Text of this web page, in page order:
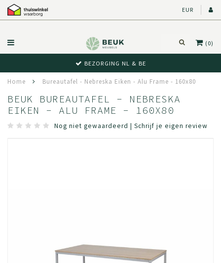
EUR
(0)
BEZORGING NL & BE
Home Bureautafel - Nebreska Eiken - Alu Frame - 160x80
BEUK BUREAUTAFEL - NEBRESKA
EIKEN - ALU FRAME - 160X80
Nog niet gewaardeerd | Schrijf je eigen review